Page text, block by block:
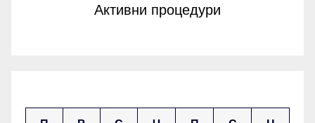
Активни процедури